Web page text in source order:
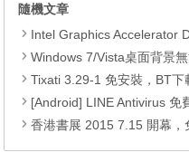
隨機文章
Intel Graphics Accelerator
Windows 7/Vista桌面背景
Tixati 3.29-1 免安裝，BT下
[Android] LINE Antivirus 免
香港書展 2015 7.15 開幕，